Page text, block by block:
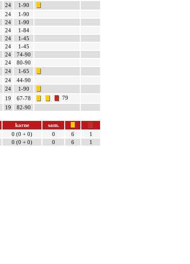
24
1-90
24
1-90
24
1-90
24
1-84
24
1-45
24
1-45
24
74-90
24
80-90
24
1-65
24
44-90
24
1-90
19 67-78
79
19 82-90
karne
sam.
0 (0 + 0) 0 6
1
0 (0 + 0) 0 6 1